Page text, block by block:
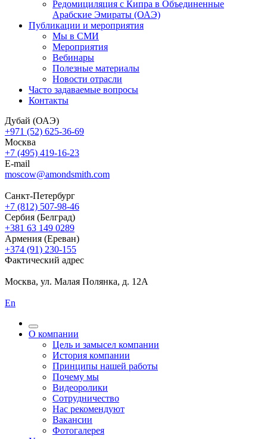
Редомициляция с Кипра в Объединенные
Арабские Эмираты (ОАЭ)
Публикации и мероприятия
Мы в СМИ
Мероприятия
Вебинары
Полезные материалы
Новости отрасли
Часто задаваемые вопросы
Контакты
Дубай (ОАЭ)
+971 (52) 625-36-69
Москва
+7 (495) 419-16-23
E-mail
moscow@amondsmith.com
Санкт-Петербург
+7 (812) 507-98-46
Сербия (Белград)
+381 63 149 0289
Армения (Ереван)
+374 (91) 230-155
Фактический адрес
Москва, ул. Малая Полянка, д. 12А
En
О компании
Цель и замысел компании
История компании
Принципы нашей работы
Почему мы
Видеоролики
Сотрудничество
Нас рекомендуют
Вакансии
Фотогалерея